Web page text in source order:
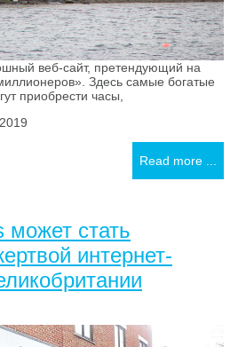
веб-сайт, претендующий на
Здесь самые богатые
приобрести часы,
Read more ...
может стать
интернет-